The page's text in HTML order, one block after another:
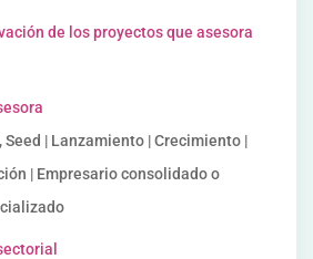
de los proyectos que asesora
Seed | Lanzamiento | Crecimiento |
| Empresario consolidado o